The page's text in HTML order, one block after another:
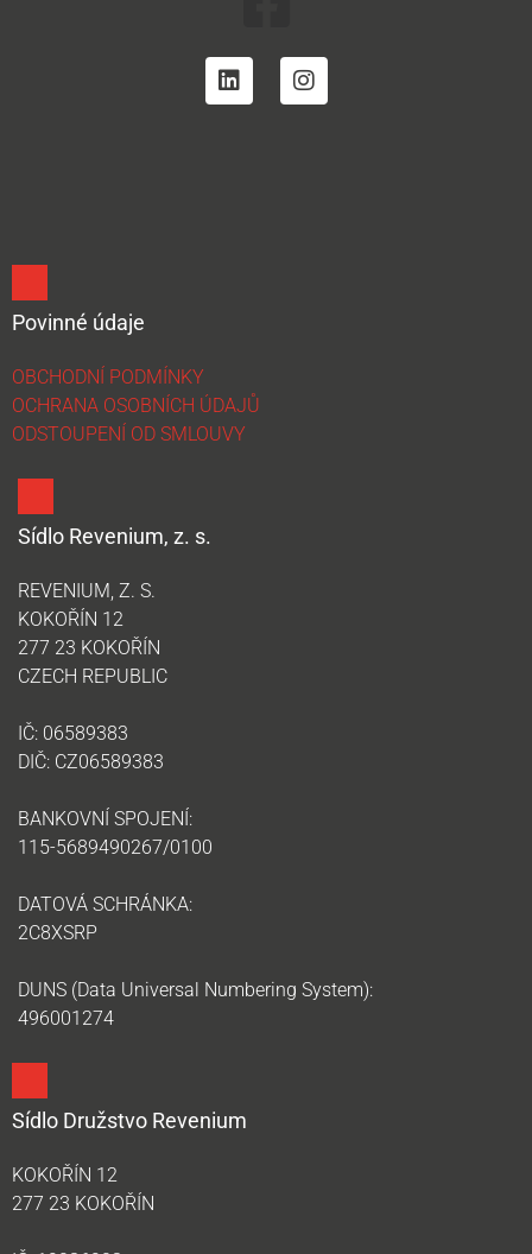
Povinné údaje
OBCHODNÍ PODMÍNKY
OCHRANA OSOBNÍCH ÚDAJŮ
ODSTOUPENÍ OD SMLOUVY
Sídlo Revenium, z. s.
REVENIUM, Z. S.
KOKOŘÍN 12
277 23 KOKOŘÍN
CZECH REPUBLIC
IČ: 06589383
DIČ: CZ06589383
BANKOVNÍ SPOJENÍ:
115-5689490267/0100
DATOVÁ SCHRÁNKA:
2C8XSRP
DUNS (Data Universal Numbering System):
496001274
Sídlo Družstvo Revenium
KOKOŘÍN 12
277 23 KOKOŘÍN